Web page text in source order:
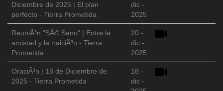
Diciembre de 2025 | El plan
perfecto - Tierra Prometida
dic -
2025
ReuniÃ³n "SÃ© Sano" | Entre la
amistad y la traiciÃ³n - Tierra
Prometida
20 -
dic -
2025
OraciÃ³n | 18 de Diciembre de
2025 - Tierra Prometida
18 -
dic -